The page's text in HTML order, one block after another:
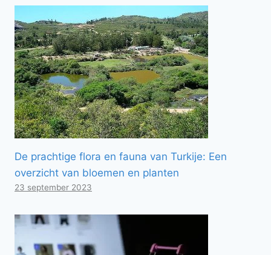
De prachtige flora en fauna van Turkije: Een
overzicht van bloemen en planten
23 september 2023